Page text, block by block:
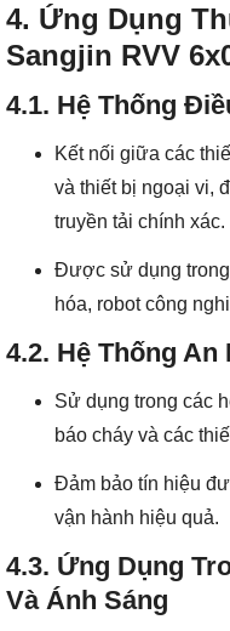
4. Ứng Dụng
Sangjin RVV
4.1. Hệ Thống
Kết nối giữa các
và thiết bị ngoại vi,
truyền tải chính xác.
Được sử dụng
hóa, robot công
4.2. Hệ Thống An
Sử dụng trong các
báo cháy và các
Đảm bảo tín hiệu
vận hành hiệu quả.
4.3. Ứng Dụng
Và Ánh Sáng